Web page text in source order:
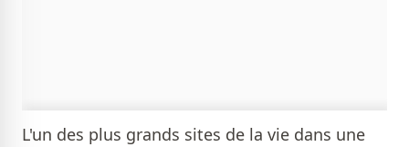
L'un des plus grands sites de la vie dans une